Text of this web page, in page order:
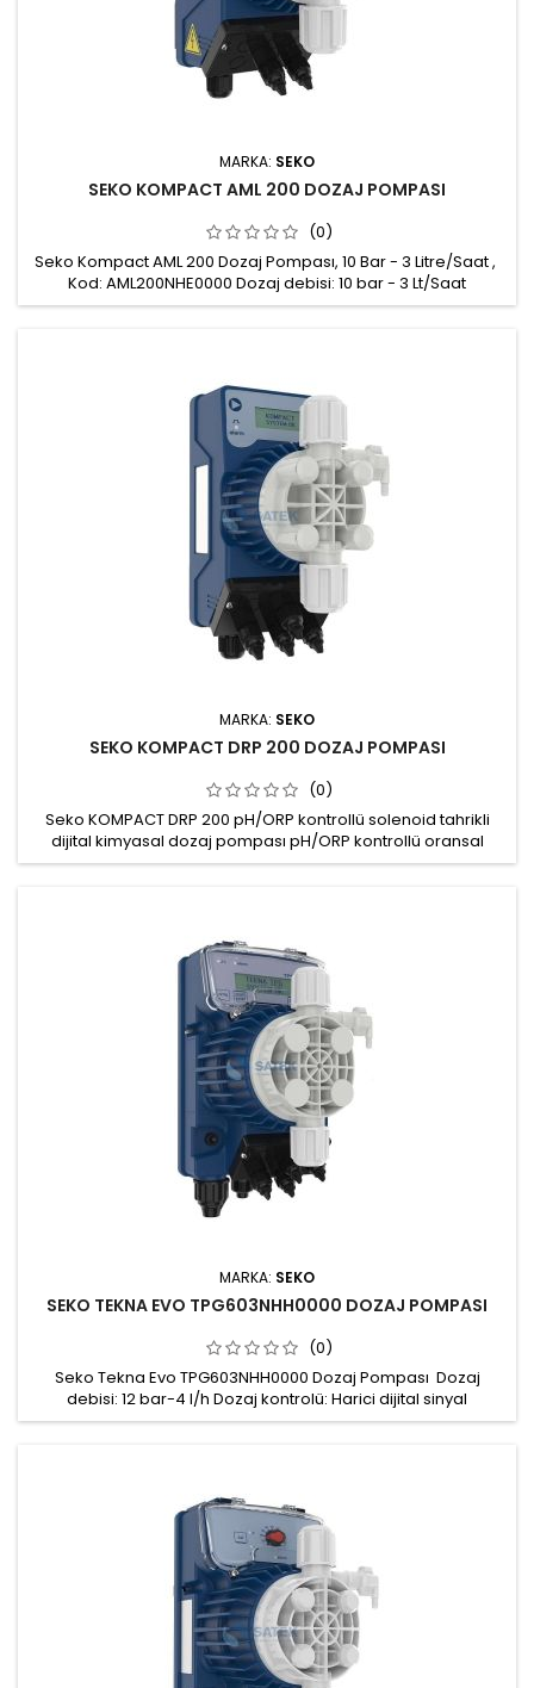
MARKA: SEKO
SEKO KOMPACT AML 200 DOZAJ POMPASI
(0)
Seko Kompact AML 200 Dozaj Pompası, 10 Bar - 3 Litre/Saat ,
Kod: AML200NHE0000 Dozaj debisi: 10 bar - 3 Lt/Saat
Çift frekanslı debi ayarı: %100 ya da %20 Pompa kafası: PVDF
Koruma...
MARKA: SEKO
SEKO KOMPACT DRP 200 DOZAJ POMPASI
(0)
Seko KOMPACT DRP 200 pH/ORP kontrollü solenoid tahrikli
dijital kimyasal dozaj pompası pH/ORP kontrollü oransal
kimyasal dozajlama Otomatik klorlama / pH ayarı 10 bara
MARKA: SEKO
SEKO TEKNA EVO TPG603NHH0000 DOZAJ POMPASI
(0)
Seko Tekna Evo TPG603NHH0000 Dozaj Pompası Dozaj
debisi: 12 bar-4 l/h Dozaj kontrolü: Harici dijital sinyal
(debimetre/su sayacı) ya da 4÷20 mA analog sinyal
Montaj kiti:...